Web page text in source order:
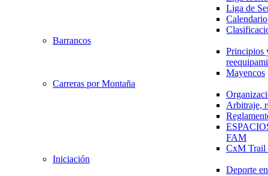
Liga de
Calendario
Barrancos
Principios
Mayencos
Carreras por Montaña
Arbitraje,
FAM
CxM
Iniciación
Deporte